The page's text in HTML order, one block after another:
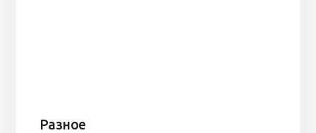
Разное